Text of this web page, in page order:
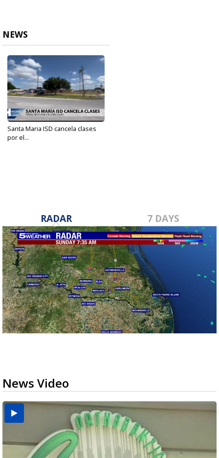
NEWS
Santa Maria ISD cancela clases
por el...
RADAR 7 DAYS
News Video